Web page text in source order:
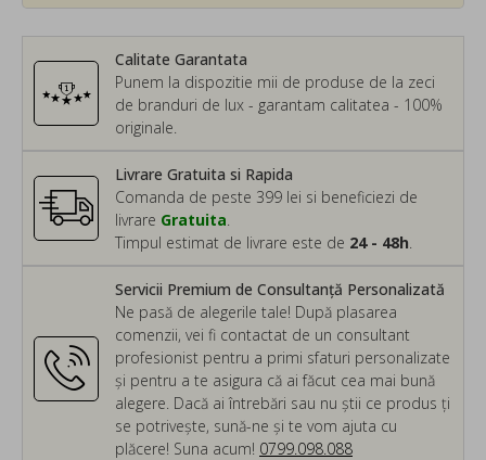
Calitate Garantata
Punem la dispozitie mii de produse de la zeci
de branduri de lux - garantam calitatea - 100%
originale.
Servicii Premium de Consultanță Personalizată
Ne pasă de alegerile tale! După plasarea
comenzii, vei fi contactat de un consultant
profesionist pentru a primi sfaturi personalizate
și pentru a te asigura că ai făcut cea mai bună
alegere. Dacă ai întrebări sau nu știi ce produs ți
se potrivește, sună-ne și te vom ajuta cu
plăcere! Suna acum! 0799.098.088
Livrare Gratuita si Rapida
Comanda de peste 399 lei si beneficiezi de
livrare Gratuita
Timpul estimat de livrare este de 24 - 48h